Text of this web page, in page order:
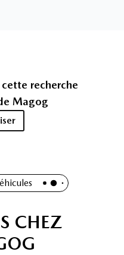
recherche
Magog
CHEZ